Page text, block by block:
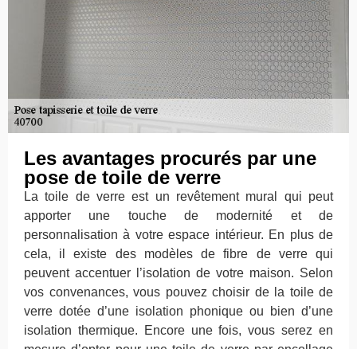
Les avantages procurés par une
pose de toile de verre
La toile de verre est un revêtement mural qui peut
apporter une touche de modernité et de
personnalisation à votre espace intérieur. En plus de
cela, il existe des modèles de fibre de verre qui
peuvent accentuer l’isolation de votre maison. Selon
vos convenances, vous pouvez choisir de la toile de
verre dotée d’une isolation phonique ou bien d’une
isolation thermique. Encore une fois, vous serez en